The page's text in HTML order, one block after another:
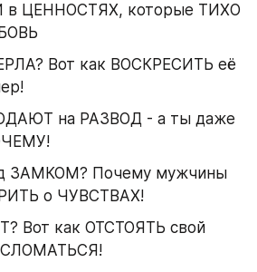
ЦЕННОСТЯХ, которые ТИХО
Вот как ВОСКРЕСИТЬ её
на РАЗВОД - а ты даже
ЗАМКОМ? Почему мужчины
о ЧУВСТВАХ!
Вот как ОТСТОЯТЬ свой